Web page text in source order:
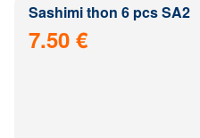
Sashimi thon 6 pcs SA2
7.50 €